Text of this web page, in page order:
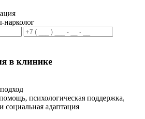
нарколог
в клинике
психологическая поддержка,
социальная адаптация